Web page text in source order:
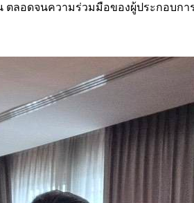
อดจนความร่วมมือของผู้ประกอบกา